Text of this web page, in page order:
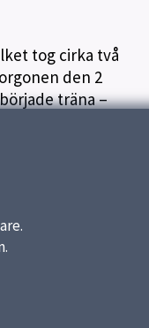
tog cirka två
den 2
träna –